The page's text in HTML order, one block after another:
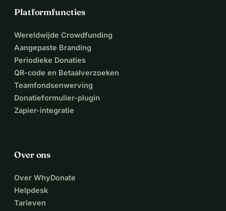
Platformfuncties
Wereldwijde Crowdfunding
Aangepaste Branding
Periodieke Donaties
QR-code en Betaalverzoeken
Teamfondsenwerving
Donatieformulier-plugin
Zapier-integratie
Over ons
Over WhyDonate
Helpdesk
Tarieven